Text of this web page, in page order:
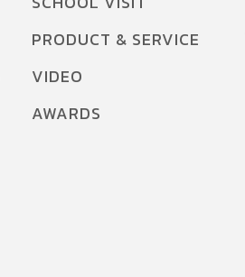
PRODUCT & SERVICE
VIDEO
AWARDS